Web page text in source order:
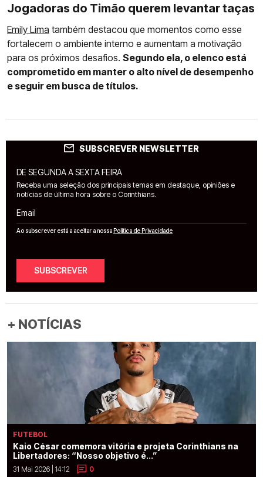
Jogadoras do Timão querem levantar taças
Emily Lima também destacou que momentos como esse
fortalecem o ambiente interno e aumentam a motivação
para os próximos desafios. Segundo ela, o elenco está
comprometido em manter o alto nível de desempenho
e seguir em busca de títulos.
SUBSCREVER NEWSLETTER
DE SEGUNDA A SEXTA FEIRA
Receba uma seleção dos principais temas em destaque, opiniões e
notícias de última hora sobre o Corinthians.
Email
Ao subscrever está a aceitar a nossaPolítica de Privacidade
SUBSCREVER
+ NOTÍCIAS
FUTEBOL
Kaio César comemora vitória e projeta Corinthians na
Libertadores: “Nosso objetivo é...”
31 Mai 2026 | 14:12 0